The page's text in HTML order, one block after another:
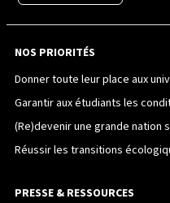
NOS PRIORITÉS
Donner toute leur place aux
Garantir aux étudiants les
(Re)devenir une grande
Réussir les transitions
PRESSE & RESSOURCES